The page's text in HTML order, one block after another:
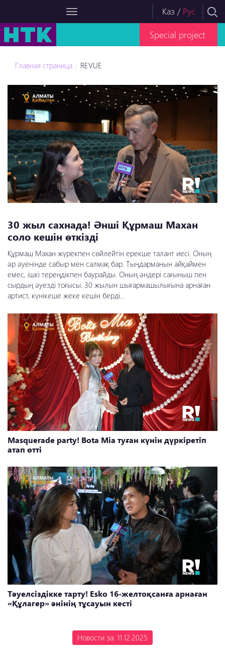
Каз / Рус
Special project
Главная страница REVUE
30 жыл сахнада! Әнші Құрмаш Махан
соло кешін өткізді
Құрмаш Махан жүрекпен сөйлейтін ерекше талант иесі. Оның
әр әуенінде сабыр мен салмақ бар. Тыңдарманын айқаймен
емес, ішкі тереңдікпен баурайды. Оның әндері сағыныш пен
сырдың әуезді тоғысы. 30 жылын шығармашылығына арнаған
артист, күнікеше жеке кешін берді...
Masquerade party! Bota Mia туған күнін дүркіретіп
атап өтті
Тәуелсіздікке тарту! Esko 16-желтоқсанға арнаған
«Құлагер» әнінің тұсауын кесті
Новости за: 11.12.2025